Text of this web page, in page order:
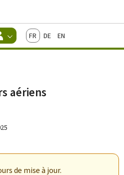
principal
contenu
Changer
d'espace
actif
FrançaisDeutschEnglish
aériens
de mise à jour.